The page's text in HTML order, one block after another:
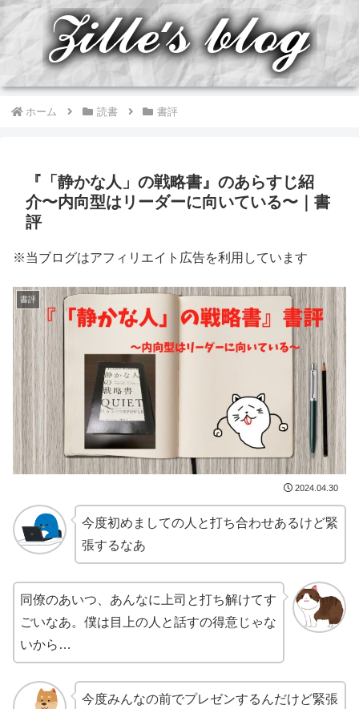
ホーム 読書 書評
『「静かな人」の戦略書』のあらすじ紹
介〜内向型はリーダーに向いている〜｜書
評
※当ブログはアフィリエイト広告を利用しています
書評
2024.04.30
今度初めましての人と打ち合わせあるけど緊
張するなあ
同僚のあいつ、あんなに上司と打ち解けてす
ごいなあ。僕は目上の人と話すの得意じゃな
いから…
今度みんなの前でプレゼンするんだけど緊張